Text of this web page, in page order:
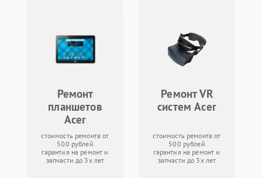
Ремонт
планшетов
Acer
стоимость ремонта от
500 рублей
гарантия на ремонт и
запчасти до 3х лет
Ремонт VR
систем Acer
стоимость ремонта от
500 рублей
гарантия на ремонт и
запчасти до 3х лет